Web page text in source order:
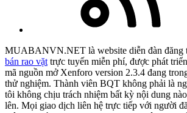
MUABANVN.NET là website diễn đàn đăng
bán rao vặttrực tuyến miễn phí, được phát
mã nguồn mở Xenforo version 2.3.4 đang
thử nghiệm. Thành viên BQT không phải là
tôi không chịu trách nhiệm bất kỳ nội dung
lên. Mọi giao dịch liên hệ trực tiếp với người